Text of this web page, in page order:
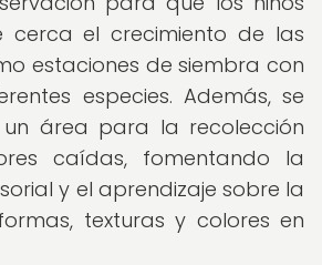
cerca el crecimiento de las
estaciones de siembra con
especies. Además, se
área para la recolección
caídas, fomentando la
y el aprendizaje sobre la
texturas y colores en